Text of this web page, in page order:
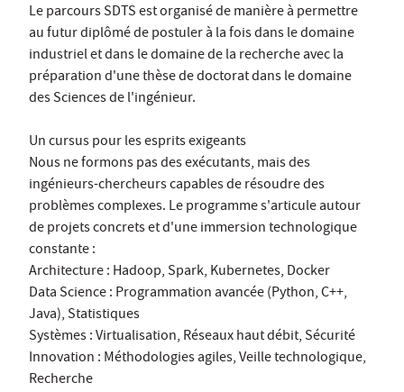
Le parcours SDTS est organisé de manière à permettre
au futur diplômé de postuler à la fois dans le domaine
industriel et dans le domaine de la recherche avec la
préparation d'une thèse de doctorat dans le domaine
des Sciences de l'ingénieur.
Un cursus pour les esprits exigeants
Nous ne formons pas des exécutants, mais des
ingénieurs-chercheurs capables de résoudre des
problèmes complexes. Le programme s'articule autour
de projets concrets et d'une immersion technologique
constante :
Architecture : Hadoop, Spark, Kubernetes, Docker
Data Science : Programmation avancée (Python, C++,
Java), Statistiques
Systèmes : Virtualisation, Réseaux haut débit, Sécurité
Innovation : Méthodologies agiles, Veille technologique,
Recherche